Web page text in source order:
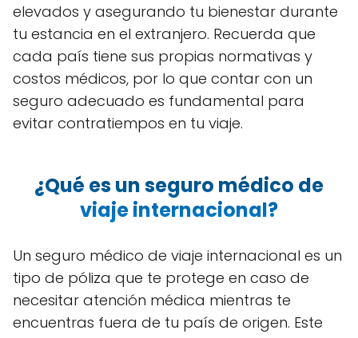
elevados y asegurando tu bienestar durante
tu estancia en el extranjero. Recuerda que
cada país tiene sus propias normativas y
costos médicos, por lo que contar con un
seguro adecuado es fundamental para
evitar contratiempos en tu viaje.
¿Qué es un seguro médico de
viaje internacional?
Un seguro médico de viaje internacional es un
tipo de póliza que te protege en caso de
necesitar atención médica mientras te
encuentras fuera de tu país de origen. Este